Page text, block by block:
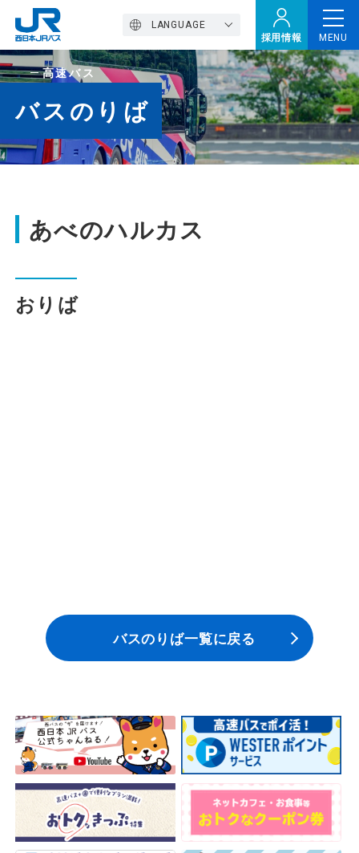
採用情報
LANGUAGE
MENU
トップページ
西バスの魅力
高速バス
定期観光バス
お問い合わせ・Q&A
会社案内
安全安心への
取組み
採用情報
高速バス
バスのりば
あべのハルカス
おりば
バスのりば一覧に戻る